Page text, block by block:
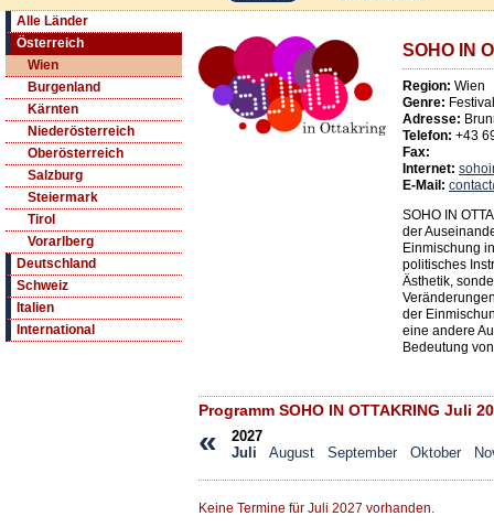
Alle Länder
Österreich
Wien
Burgenland
Kärnten
Niederösterreich
Oberösterreich
Salzburg
Steiermark
Tirol
Vorarlberg
Deutschland
Schweiz
Italien
International
SOHO IN
Region: Wien
Genre:
Adresse:
Telefon: +43
Fax:
Internet:
E-Mail:
SOHO IN
der
Einmischung
politisches
Ästhetik,
der
eine andere
Bedeutung
Programm SOHO IN OTTAKRING Juli
«
2027
Juli
August September Oktober
Keine Termine für Juli 2027 vorhanden.